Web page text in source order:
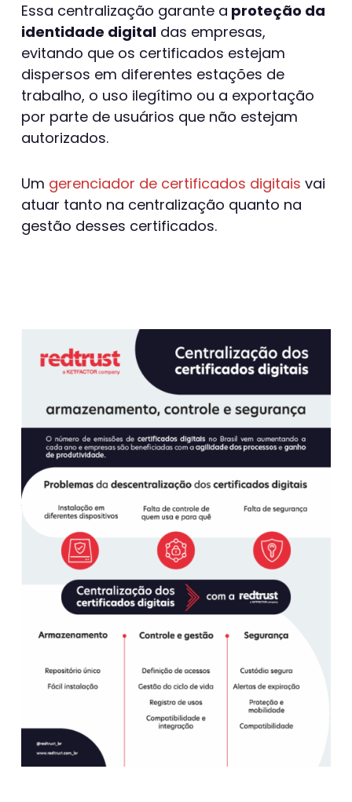
Essa centralização garante a proteção da
identidade digitaldas empresas,
evitando que os certificados estejam
dispersos em diferentes estações de
trabalho, o uso ilegítimo ou a exportação
por parte de usuários que não estejam
autorizados.
Um gerenciador de certificados digitais vai
atuar tanto na centralização quanto na
gestão desses certificados.